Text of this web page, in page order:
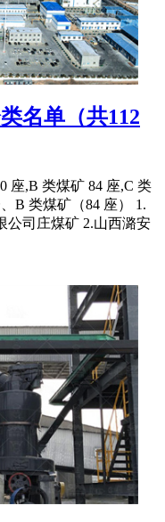
名单（共112
座,B 类煤矿 84 座,C 类
B 类煤矿（84 座） 1.
公司庄煤矿 2.山西潞安